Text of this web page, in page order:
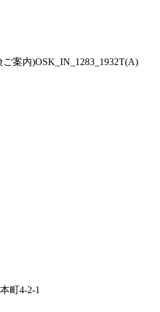
案内)OSK_IN_1283_1932T(A)
町4-2-1